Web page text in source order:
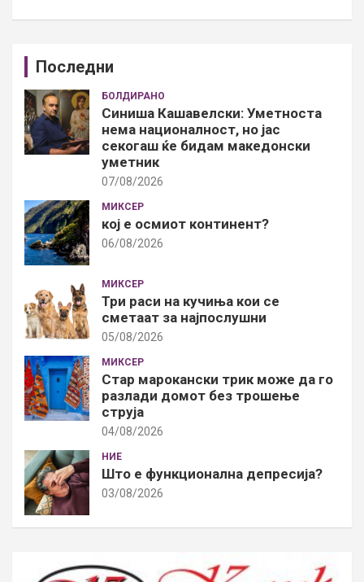
Последни
БОЛДИРАНО
Синиша Кашавелски: Уметноста
нема националност, но јас
секогаш ќе бидам македонски
уметник
07/08/2026
МИКСЕР
кој е осмиот континент?
06/08/2026
МИКСЕР
Три раси на кучиња кои се
сметаат за најпослушни
05/08/2026
МИКСЕР
Стар марокански трик може да го
разлади домот без трошење
струја
04/08/2026
НИЕ
Што е функционална депресија?
03/08/2026